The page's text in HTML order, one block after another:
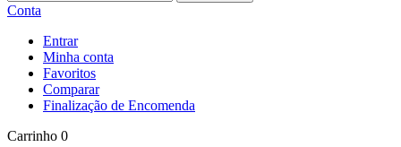
Conta
Entrar
Minha conta
Favoritos
Comparar
Finalização de Encomenda
Carrinho 0